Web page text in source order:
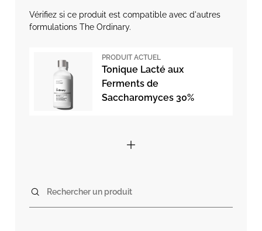
Vérifiez si ce produit est compatible avec d'autres
formulations The Ordinary.
PRODUIT ACTUEL
Tonique Lacté aux
Ferments de
Saccharomyces 30%
Rechercher un produit